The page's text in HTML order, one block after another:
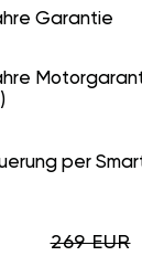
Garantie
per
269 EUR